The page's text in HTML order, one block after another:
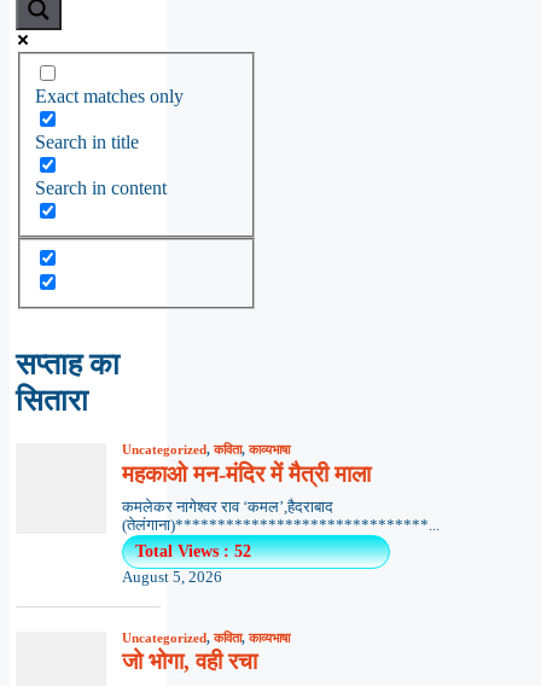
Exact matches only
Search in title
Search in content
सप्ताह का
सितारा
Uncategorized,कविता,काव्यभाषा
महकाओ मन-मंदिर में मैत्री माला
कमलेकर नागेश्वर राव ‘कमल’,हैदराबाद
(तेलंगाना)******************************...
Total Views : 52
August 5, 2026
Uncategorized,कविता,काव्यभाषा
जो भोगा, वही रचा